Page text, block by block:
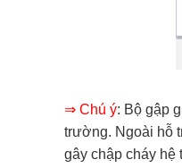
⇒ Chú ý: Bộ gập
trường. Ngoài hỗ
gây chập cháy hệ